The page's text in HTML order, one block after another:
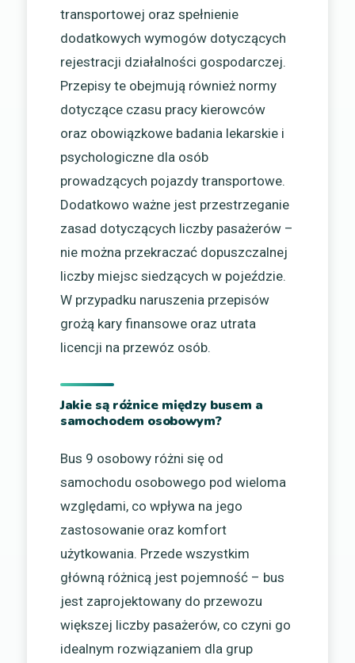
transportowej oraz spełnienie
dodatkowych wymogów dotyczących
rejestracji działalności gospodarczej.
Przepisy te obejmują również normy
dotyczące czasu pracy kierowców
oraz obowiązkowe badania lekarskie i
psychologiczne dla osób
prowadzących pojazdy transportowe.
Dodatkowo ważne jest przestrzeganie
zasad dotyczących liczby pasażerów –
nie można przekraczać dopuszczalnej
liczby miejsc siedzących w pojeździe.
W przypadku naruszenia przepisów
grożą kary finansowe oraz utrata
licencji na przewóz osób.
Jakie są różnice między busem a
samochodem osobowym?
Bus 9 osobowy różni się od
samochodu osobowego pod wieloma
względami, co wpływa na jego
zastosowanie oraz komfort
użytkowania. Przede wszystkim
główną różnicą jest pojemność – bus
jest zaprojektowany do przewozu
większej liczby pasażerów, co czyni go
idealnym rozwiązaniem dla grup